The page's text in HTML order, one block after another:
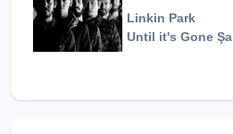
Linkin Park
Until it's Gone